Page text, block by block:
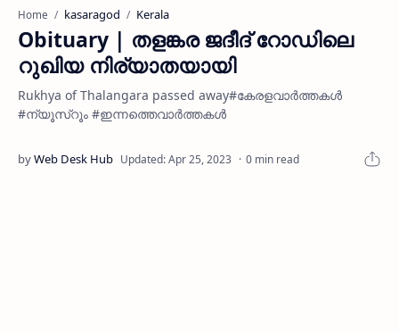
Home kasaragod Kerala
Obituary | തളങ്കര ജദീദ് റോഡിലെ
റുഖിയ നിര്യാതയായി
Rukhya of Thalangara passed away#കേരളവാർത്തകൾ
#ന്യൂസ്റൂം #ഇന്നത്തെവാർത്തകൾ
0 min read